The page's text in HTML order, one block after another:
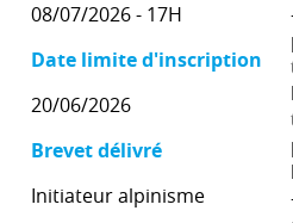
08/07/2026 - 17H
Date limite d'inscription
20/06/2026
Brevet délivré
Initiateur alpinisme